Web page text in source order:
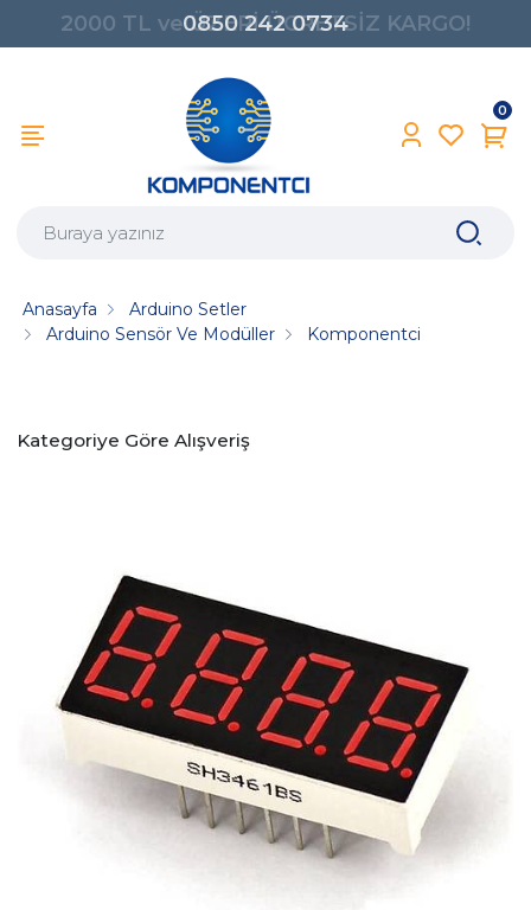
0850 242 0734
0
Anasayfa
Arduino Setler
Arduino Sensör Ve Modüller
Komponentci
Kategoriye Göre Alışveriş